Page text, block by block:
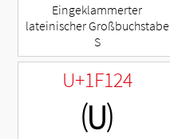
Eingeklammerter
lateinischer Großbuchstabe
S
U+1F124
🄤